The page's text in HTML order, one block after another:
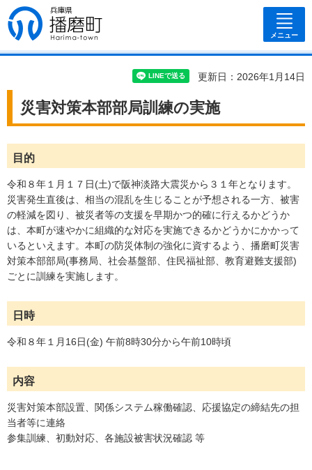
兵庫県 播磨
町
メニュー
更新日：2026年1月14日
災害対策本部部局訓練の実施
目的
令和８年１月１７日(土)で阪神淡路大震災から３１年となります。
災害発生直後は、相当の混乱を生じることが予想される一方、被害
の軽減を図り、被災者等の支援を早期かつ的確に行えるかどうか
は、本町が速やかに組織的な対応を実施できるかどうかにかかって
いるといえます。本町の防災体制の強化に資するよう、播磨町災害
対策本部部局(事務局、社会基盤部、住民福祉部、教育避難支援部)
ごとに訓練を実施します。
日時
令和８年１月16日(金) 午前8時30分から午前10時頃
内容
災害対策本部設置、関係システム稼働確認、応援協定の締結先の担
当者等に連絡
参集訓練、初動対応、各施設被害状況確認 等